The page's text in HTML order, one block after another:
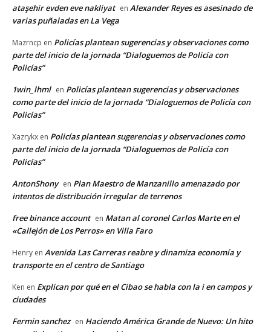
ataşehir evden eve nakliyat en Alexander Reyes es asesinado de
varias puñaladas en La Vega
Mazrncp en Policías plantean sugerencias y observaciones como
parte del inicio de la jornada “Dialoguemos de Policía con
Policías”
1win_lhml en Policías plantean sugerencias y observaciones
como parte del inicio de la jornada “Dialoguemos de Policía con
Policías”
Xazrykx en Policías plantean sugerencias y observaciones como
parte del inicio de la jornada “Dialoguemos de Policía con
Policías”
AntonShony en Plan Maestro de Manzanillo amenazado por
intentos de distribución irregular de terrenos
free binance account en Matan al coronel Carlos Marte en el
«Callejón de Los Perros» en Villa Faro
Henry en Avenida Las Carreras reabre y dinamiza economía y
transporte en el centro de Santiago
Ken en Explican por qué en el Cibao se habla con la i en campos y
ciudades
Fermin sanchez en Haciendo América Grande de Nuevo: Un hito